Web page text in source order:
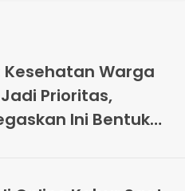
Kesehatan Warga
Prioritas,
Ini Bentuk